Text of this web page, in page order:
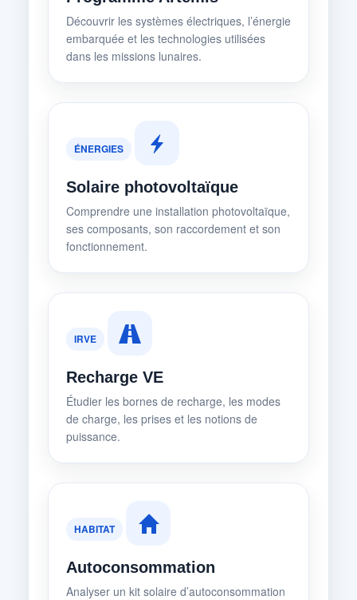
Découvrir les systèmes électriques, l’énergie
embarquée et les technologies utilisées
dans les missions lunaires.
ÉNERGIES
Solaire photovoltaïque
Comprendre une installation photovoltaïque,
ses composants, son raccordement et son
fonctionnement.
IRVE
Recharge VE
Étudier les bornes de recharge, les modes
de charge, les prises et les notions de
puissance.
HABITAT
Autoconsommation
Analyser un kit solaire d’autoconsommation